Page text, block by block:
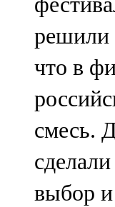
решили
что в
смесь.
выбор